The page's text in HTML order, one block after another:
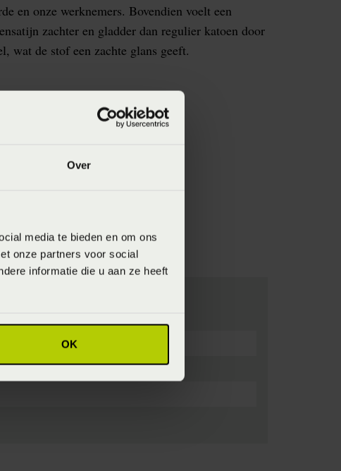
Over
media te bieden en om ons
onze partners voor social
informatie die u aan ze heeft
OK
en onze werknemers. Bovendien voelt een
zachter en gladder dan regulier katoen door
wat de stof een zachte glans geeft.